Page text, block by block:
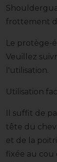
frottement
Le protège-
Veuillez
l'utilisation.
Utilisation
Il suffit de
tête du
et de la
fixée au cou